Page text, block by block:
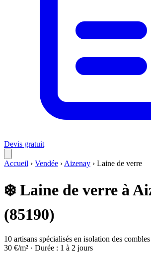
Devis gratuit
Accueil › Vendée › Aizenay › Laine de verre
❄️ Laine de verre à
(85190)
10 artisans spécialisés en isolation des
30 €/m² · Durée : 1 à 2 jours